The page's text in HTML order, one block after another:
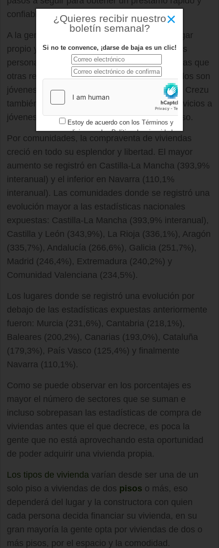
confiable.
A la gente le emociona la idea de tener un lugar
propio y a su gusto donde vivir, muchas de las
personas ya son adultas y con familia, mientras que
otras recién están empezando, muchos de ellos son
jóvenes y aprovechan esta gran oportunidad, Crezu
también abre sus puertas y brinda de sus servicios a
jóvenes guiándonos paso a paso en el proceso.
Por comunidades, la compraventa de viviendas
creció en todo su esplendor y libertad. El mayor
aumento se registró en Castilla-La Mancha (393,9%
interanual) y el inferior en Navarra (110,1%
interanual). Las comunidades donde se registró una
evolución mayor a las estadísticas nacionales
expuestas: Castilla-La Mancha (393,9% interanual),
Castilla y León (343,9%), La Rioja (336,1%), Aragón
(335,7%), Andalucía (266,6%), Galicia (251,7%),
Madrid (246,4%), Extremadura (240,2%) y
Comunidad Valenciana (234,5%).
Los lugares donde se registró una evolución por
debajo de las estadísticas expuestas anteriormente
fueron: Murcia (231,6%), Cantabria (218,1%),
Baleares (200,2%), Canarias (193,0%), Cataluña
(179,3%), País Vasco (125,4%) y finalmente
Navarra (110,1%).
Como se puede observar en los porcentajes es
mayor el número de sectores que se suman e
incluso sobrepasan las estadísticas de compra de
viviendas antes que el que decrece, es poca la
gente que no está aprovechando esta oportunidad
de poder adquirir una vivienda propia.
Los tipos de vivienda varían desde ser una de un
solo piso a viviendas de dos pisos o más, eso
dependerá del lugar y la constructora con quien
cada persona decida financiar su vivienda, en su
gran mayoría la gente opta por viviendas de dos o
más pisos, por el espacio y la comodidad.
×
¿Quieres recibir nuestro
boletín semanal?
Si no te convence, ¡darse de baja es un clic!
Estoy de acuerdo con los Términos y
condicionesy losPolítica de privacidad